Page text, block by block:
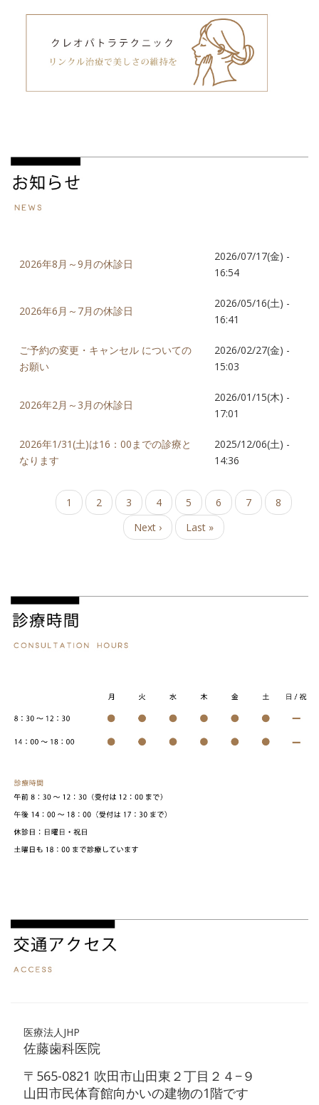
2026年8月～9月の休診日
2026/07/17(金) -
16:54
2026年6月～7月の休診日
2026/05/16(土) -
16:41
ご予約の変更・キャンセル についての
お願い
2026/02/27(金) -
15:03
2026年2月～3月の休診日
2026/01/15(木) -
17:01
2026年1/31(土)は16：00までの診療と
なります
2025/12/06(土) -
14:36
カ
レ
ジ
1 Page
2 Page
3 Page
4 Page
5 Page
6 Page
7 Page
8
次
ペ
Next ›
最
終
ジ
Last »
医療法人JHP
佐藤歯科医院
〒565-0821 吹田市山田東２丁目２４−９
山田市民体育館向かいの建物の1階です